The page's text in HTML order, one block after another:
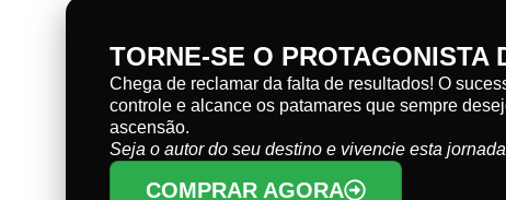
TORNE-SE O PROTAGONISTA
Chega de reclamar da falta de resultados! O
controle e alcance os patamares que sempre
ascensão.
Seja o autor do seu destino e vivencie esta jornada
COMPRAR AGORA